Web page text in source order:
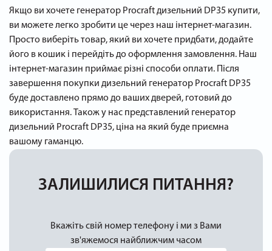
Якщо ви хочете генератор Procraft дизельний DP35 купити,
ви можете легко зробити це через наш інтернет-магазин.
Просто виберіть товар, який ви хочете придбати, додайте
його в кошик і перейдіть до оформлення замовлення. Наш
інтернет-магазин приймає різні способи оплати. Після
завершення покупки дизельний генератор Procraft DP35
буде доставлено прямо до ваших дверей, готовий до
використання. Також у нас представлений генератор
дизельний Procraft DP35, ціна на який буде приємна
вашому гаманцю.
ЗАЛИШИЛИСЯ ПИТАННЯ?
Вкажіть свій номер телефону і ми з Вами
зв'яжемося найближчим часом